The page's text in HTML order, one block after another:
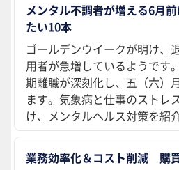
メンタル不調者が増える6月
たい10本
ゴールデンウイークが明け、
用者が急増しているようです
期離職が深刻化し、五（六）
ます。気象病と仕事のストレ
け、メンタルヘルス対策を紹
業務効率化＆コスト削減 購